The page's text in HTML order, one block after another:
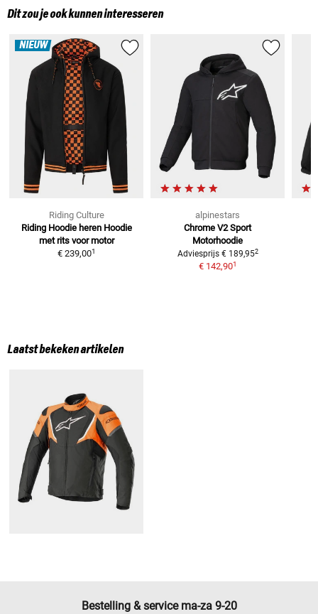
Dit zou je ook kunnen interesseren
NIEUW
Riding Culture
Riding Hoodie heren Hoodie
met rits voor motor
€ 239,001
alpinestars
Chrome V2 Sport
Motorhoodie
Adviesprijs € 189,952
€ 142,901
Laatst bekeken artikelen
Bestelling & service ma-za 9-20